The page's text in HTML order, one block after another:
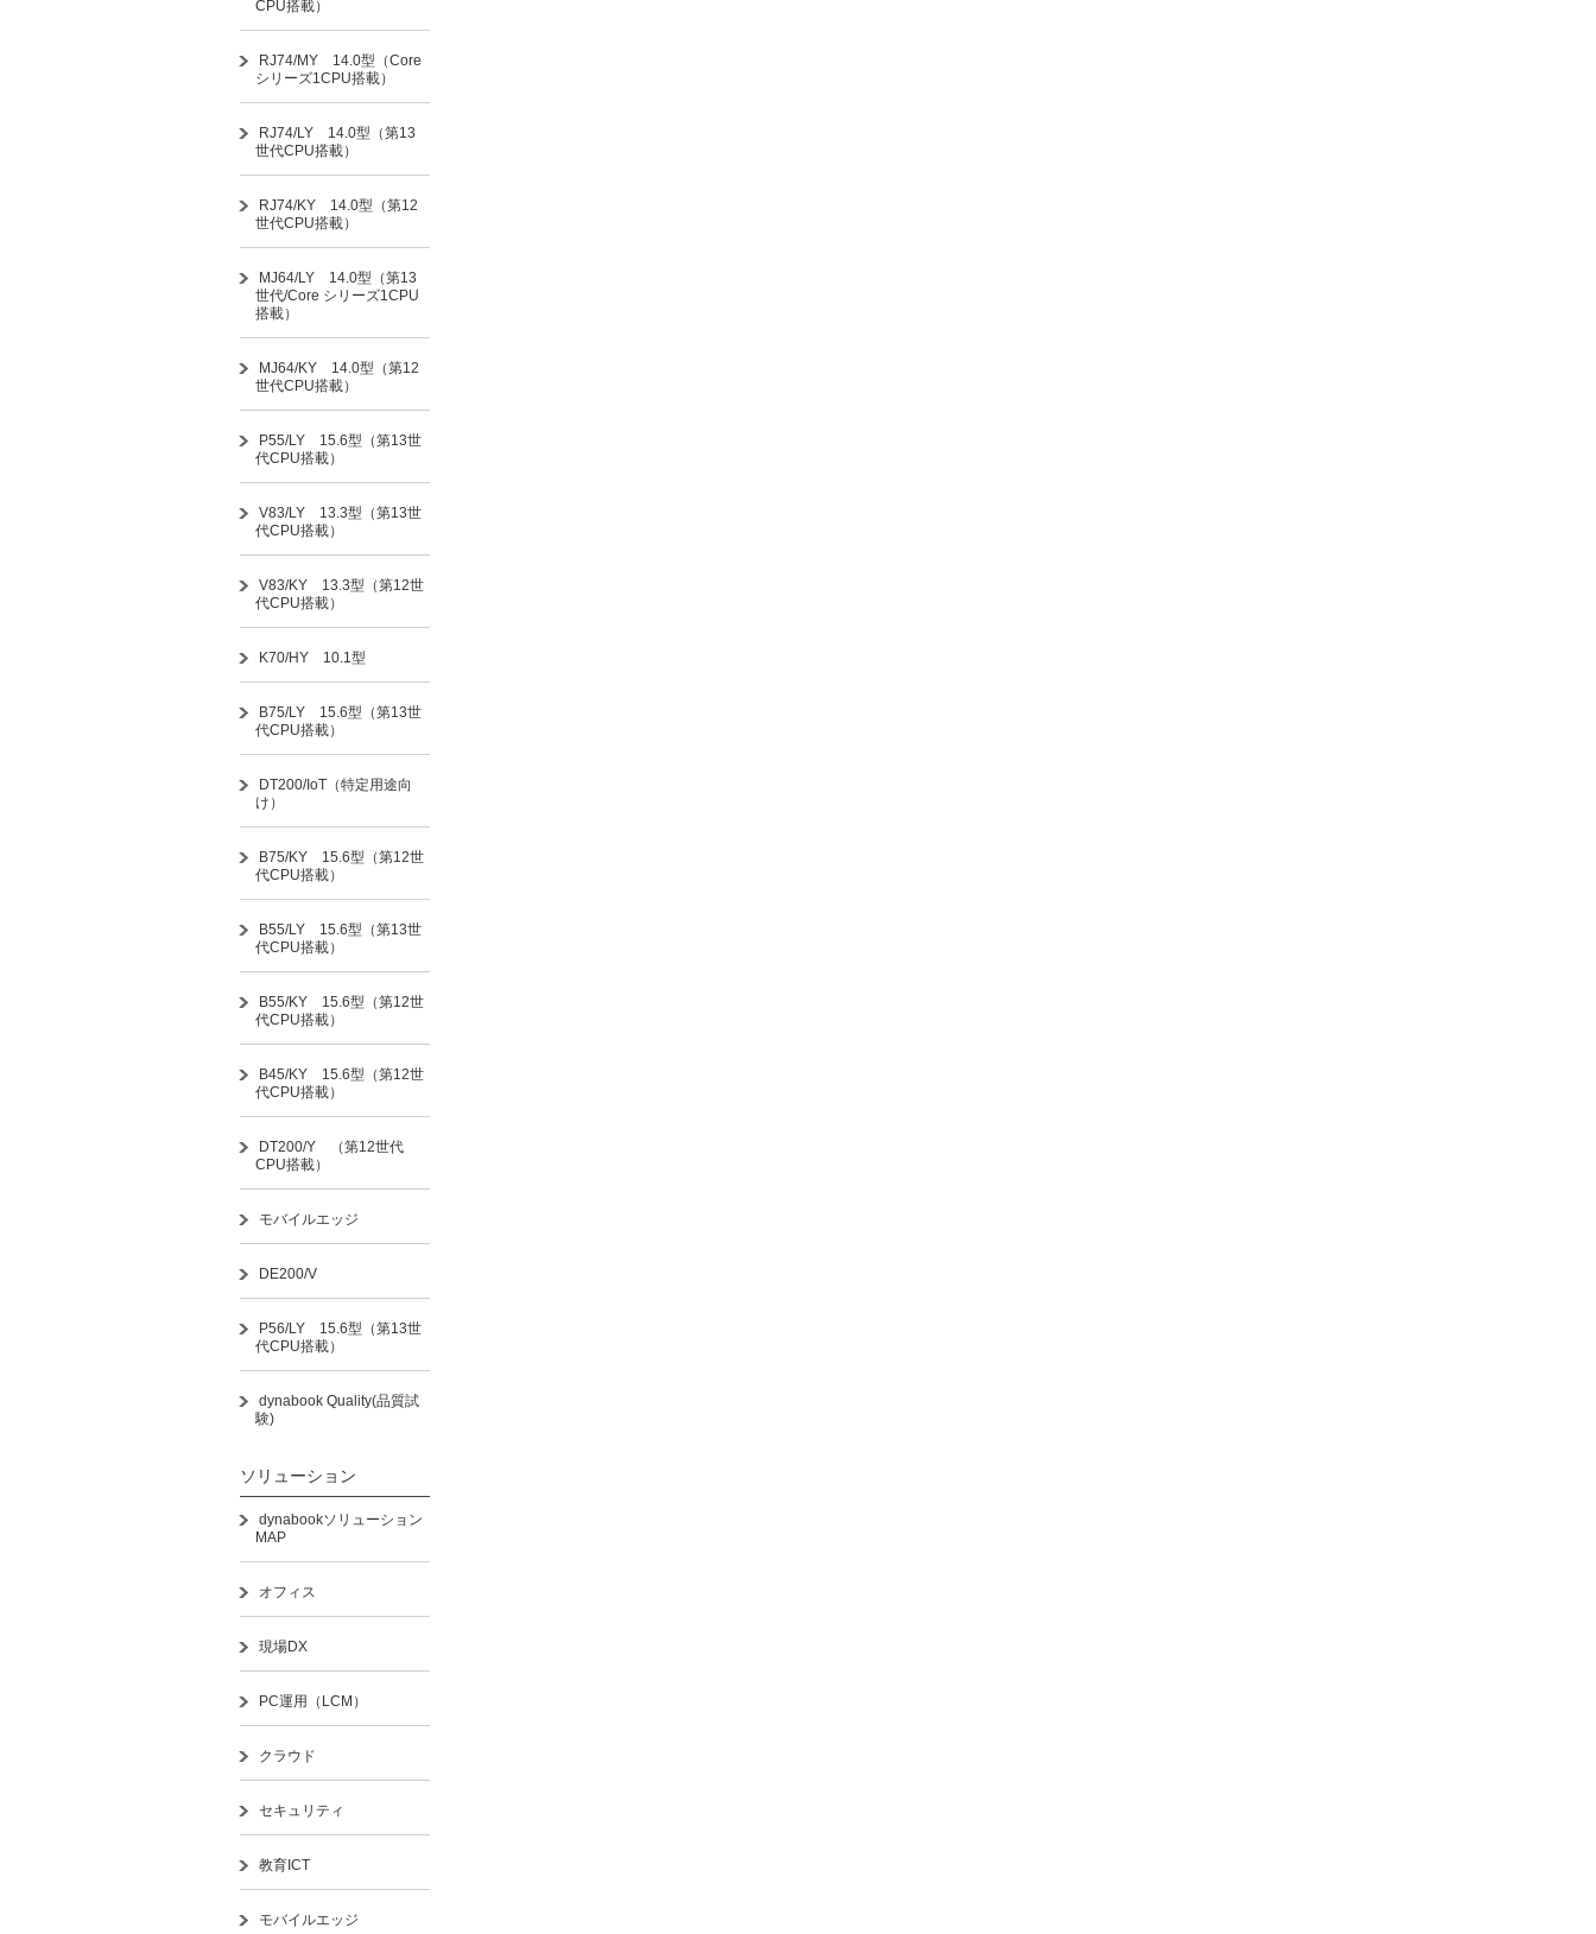
CPU搭載）
RJ74/MY 14.0型（Core
シリーズ1CPU搭載）
RJ74/LY 14.0型（第13
世代CPU搭載）
RJ74/KY 14.0型（第12
世代CPU搭載）
MJ64/LY 14.0型（第13
世代/Core シリーズ1CPU
搭載）
MJ64/KY 14.0型（第12
世代CPU搭載）
P55/LY 15.6型（第13世
代CPU搭載）
V83/LY 13.3型（第13世
代CPU搭載）
V83/KY 13.3型（第12世
代CPU搭載）
K70/HY 10.1型
B75/LY 15.6型（第13世
代CPU搭載）
DT200/IoT（特定用途向
け）
B75/KY 15.6型（第12世
代CPU搭載）
B55/LY 15.6型（第13世
代CPU搭載）
B55/KY 15.6型（第12世
代CPU搭載）
B45/KY 15.6型（第12世
代CPU搭載）
DT200/Y （第12世代
CPU搭載）
モバイルエッジ
DE200/V
P56/LY 15.6型（第13世
代CPU搭載）
dynabook Quality(品質試
験)
ソリューション
dynabookソリューション
MAP
オフィス
現場DX
PC運用（LCM）
クラウド
セキュリティ
教育ICT
モバイルエッジ